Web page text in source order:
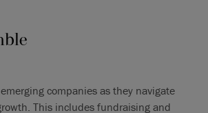
companies as they navigate
This includes fundraising and